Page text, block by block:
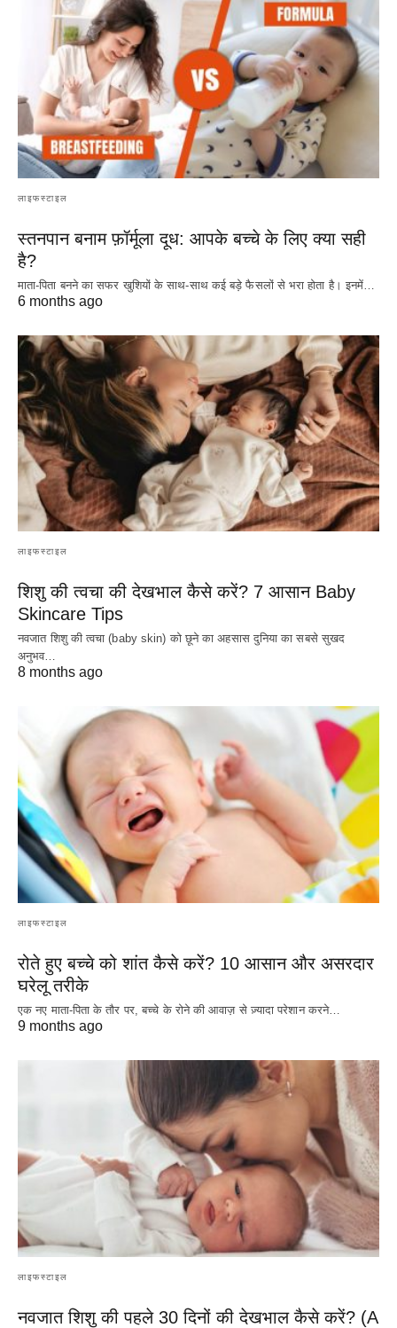
लाइफस्टाइल
स्तनपान बनाम फ़ॉर्मूला दूध: आपके बच्चे के लिए क्या सही
है?
माता-पिता बनने का सफर खुशियों के साथ-साथ कई बड़े फैसलों से भरा होता है। इनमें…
6 months ago
लाइफस्टाइल
शिशु की त्वचा की देखभाल कैसे करें? 7 आसान Baby
Skincare Tips
नवजात शिशु की त्वचा (baby skin) को छूने का अहसास दुनिया का सबसे सुखद
अनुभव…
8 months ago
लाइफस्टाइल
रोते हुए बच्चे को शांत कैसे करें? 10 आसान और असरदार
घरेलू तरीके
एक नए माता-पिता के तौर पर, बच्चे के रोने की आवाज़ से ज़्यादा परेशान करने…
9 months ago
लाइफस्टाइल
नवजात शिशु की पहले 30 दिनों की देखभाल कैसे करें? (A